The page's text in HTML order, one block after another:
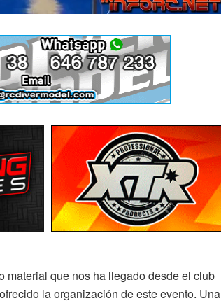
material que nos ha llegado desde el club
la organización de este evento. Una